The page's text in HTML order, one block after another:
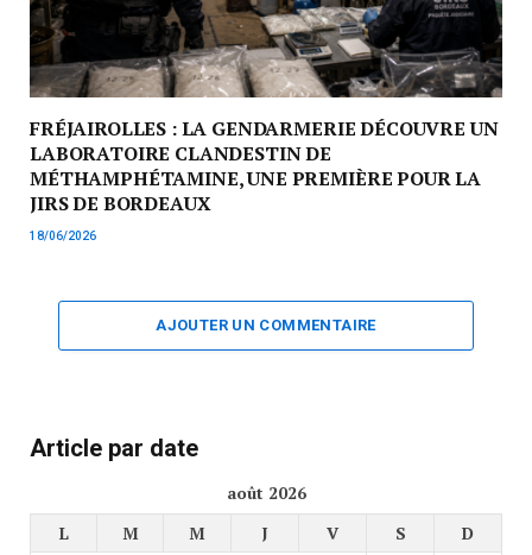
FRÉJAIROLLES : LA GENDARMERIE DÉCOUVRE UN
LABORATOIRE CLANDESTIN DE
MÉTHAMPHÉTAMINE, UNE PREMIÈRE POUR LA
JIRS DE BORDEAUX
18/06/2026
AJOUTER UN COMMENTAIRE
Article par date
août 2026
L
M M J V S
D